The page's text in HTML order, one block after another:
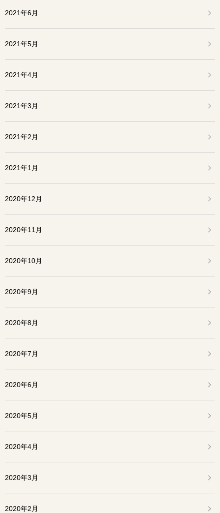
2021年6月
2021年5月
2021年4月
2021年3月
2021年2月
2021年1月
2020年12月
2020年11月
2020年10月
2020年9月
2020年8月
2020年7月
2020年6月
2020年5月
2020年4月
2020年3月
2020年2月